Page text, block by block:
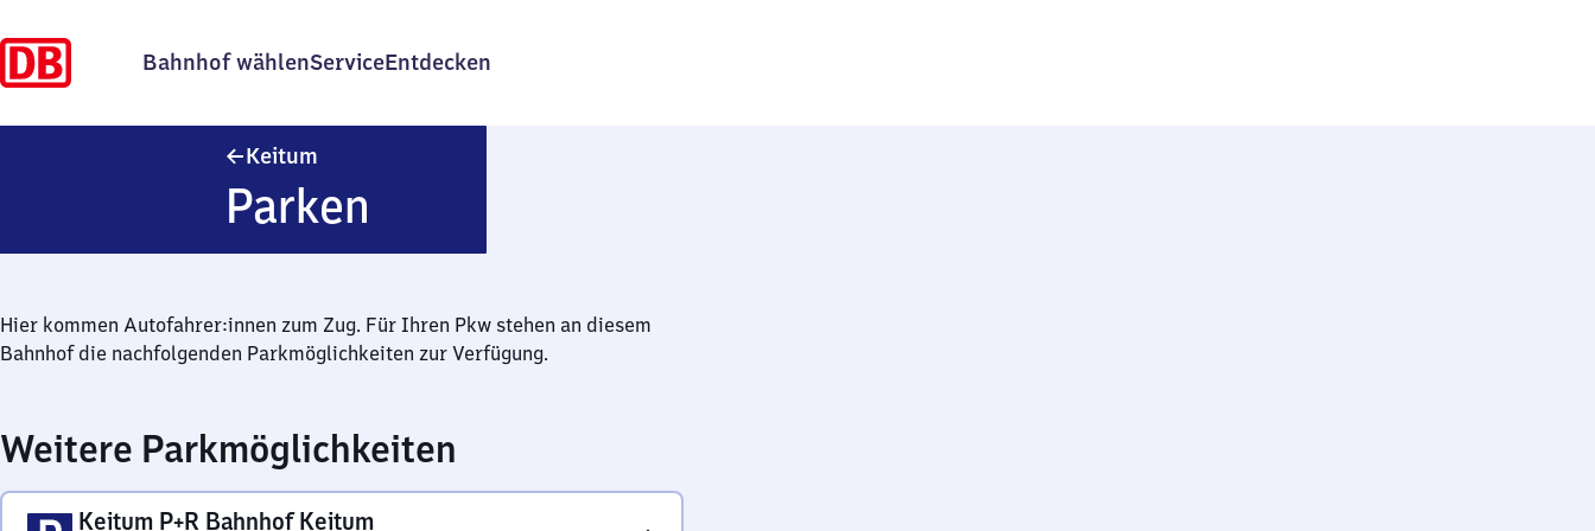
Bahnhof wählenServiceEntdecken
Keitum
Parken
Hier kommen Autofahrer:innen zum Zug. Für Ihren Pkw stehen an diesem
Bahnhof die nachfolgenden Parkmöglichkeiten zur Verfügung.
Weitere Parkmöglichkeiten
Keitum P+R Bahnhof Keitum